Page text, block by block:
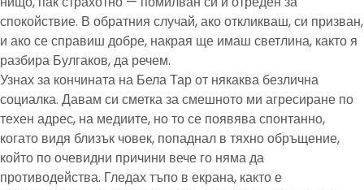
спокойствие. В обратния случай, ако откликваш, си призван,
и ако се справиш добре, накрая ще имаш светлина, както я
разбира Булгаков, да речем.
Узнах за кончината на Бела Тар от някаква безлична
социалка. Давам си сметка за смешното ми агресиране по
техен адрес, на медиите, но то се появява спонтанно,
когато видя близък човек, попаднал в тяхно обръщение,
който по очевидни причини вече го няма да
противодейства. Гледах тъпо в екрана, както е